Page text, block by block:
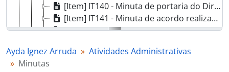
[Item] IT140 - Minuta de portaria do Diretor do IMECC
[Item] IT141 - Minuta de acordo realizado entre o IMECC e o CLE-Unicamp
[Item] IT142 - Minuta da Comissão nomeada pela Congregação
[Item] IT144 - Proposta de Regimento Interno do IMECC
Ayda Ignez Arruda
Atividades Administrativas
Minutas